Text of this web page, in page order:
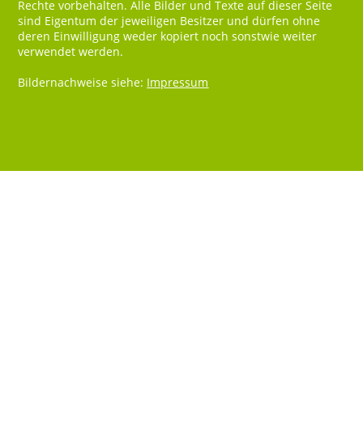
Rechte vorbehalten. Alle Bilder und Texte auf dieser Seite
sind Eigentum der jeweiligen Besitzer und dürfen ohne
deren Einwilligung weder kopiert noch sonstwie weiter
verwendet werden.
Bildernachweise siehe: Impressum